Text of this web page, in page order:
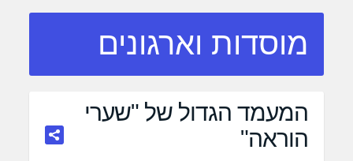
מוסדות וארגונים
המעמד הגדול של "שערי
הוראה"